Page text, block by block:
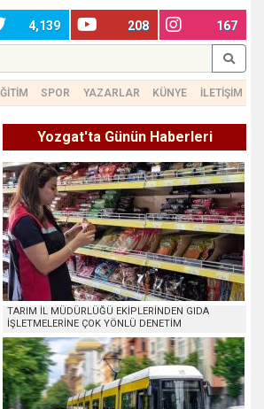
4,139 208 167
SPOR YAZARLAR KÜNYE İLETİŞİM
Yozgat'ta Günün Haberleri
TARIM İL MÜDÜRLÜĞÜ EKİPLERİNDEN GIDA
İŞLETMELERİNE ÇOK YÖNLÜ DENETİM